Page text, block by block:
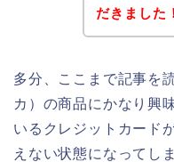
だきました！
多分、ここまで記事を
カ）の商品にかなり興
いるクレジットカード
えない状態になってし